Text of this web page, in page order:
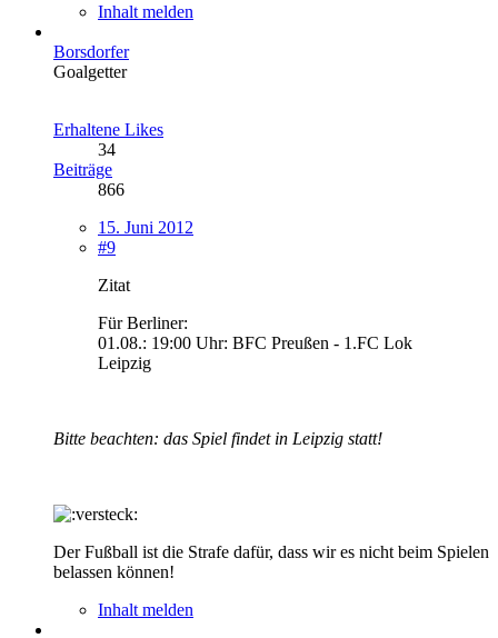
Inhalt melden
Borsdorfer
Goalgetter
Erhaltene Likes
34
Beiträge
866
15. Juni 2012
#9
Zitat
Für Berliner:
01.08.: 19:00 Uhr: BFC Preußen - 1.FC Lok
Leipzig
Bitte beachten: das Spiel findet in Leipzig statt!
Der Fußball ist die Strafe dafür, dass wir es nicht beim Spielen
belassen können!
Inhalt melden